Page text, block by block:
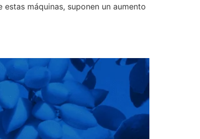
máquinas, suponen un aumento